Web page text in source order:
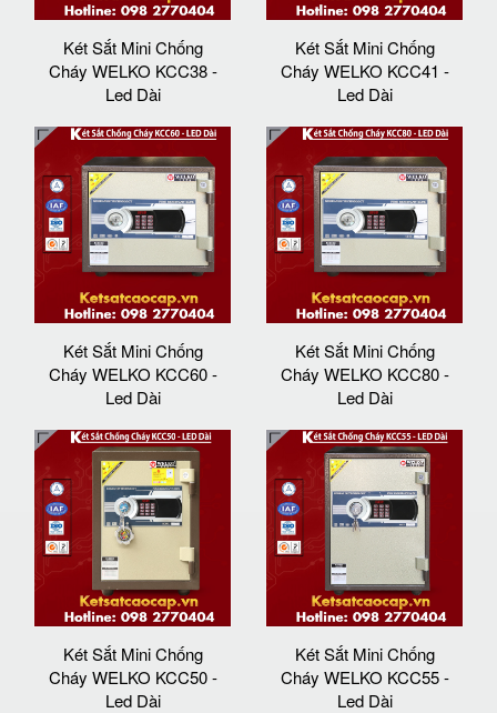
Két Sắt Mini Chống
Cháy WELKO KCC38 -
Led Dài
Két Sắt Mini Chống
Cháy WELKO KCC41 -
Led Dài
Két Sắt Mini Chống
Cháy WELKO KCC60 -
Led Dài
Két Sắt Mini Chống
Cháy WELKO KCC80 -
Led Dài
Két Sắt Mini Chống
Cháy WELKO KCC50 -
Led Dài
Két Sắt Mini Chống
Cháy WELKO KCC55 -
Led Dài